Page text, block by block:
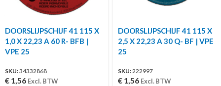
DOORSLIJPSCHIJF 41 115 X
1,0 X 22,23 A 60 R- BFB |
VPE 25
SKU:34332868
€ 1,56 Excl. BTW
DOORSLIJPSCHIJF 41 115 X
2,5 X 22,23 A 30 Q- BF | VPE
25
SKU:222997
€ 1,56 Excl. BTW